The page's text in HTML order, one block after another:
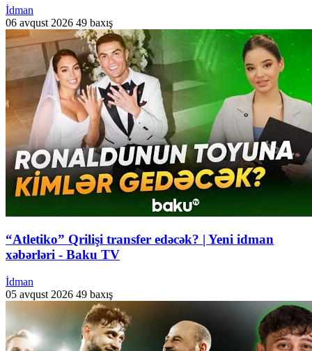
İdman
06 avqust 2026 49 baxış
“Atletiko” Qrilişi transfer edəcək? | Yeni idman
xəbərləri - Baku TV
İdman
05 avqust 2026 49 baxış